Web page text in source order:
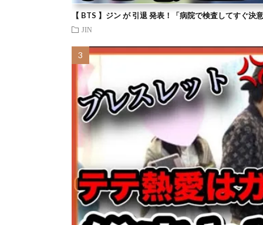
【 BTS 】ジン が 引退 発表！「病院で検査してすぐ
JIN